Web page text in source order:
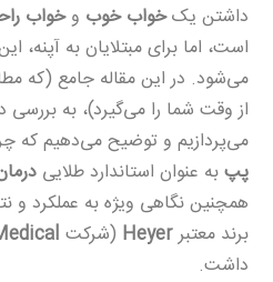
داشتن یکخواب خوب وخواب
است، اما برای مبتلایان به آپنه،
از وقت شما را می‌گیرد)، به بررسی
می‌پردازیم و توضیح می‌دهیم که
پپبه عنوان استاندارد طلایی
همچنین نگاهی ویژه به عملکرد و
برند معتبرHeyer (شرکت
داشت.